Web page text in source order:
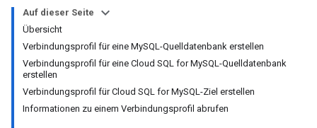
Auf dieser Seite
Übersicht
Verbindungsprofil für eine MySQL-Quelldatenbank erstellen
Verbindungsprofil für eine Cloud SQL for MySQL-Quelldatenbank
erstellen
Verbindungsprofil für Cloud SQL for MySQL-Ziel erstellen
Informationen zu einem Verbindungsprofil abrufen